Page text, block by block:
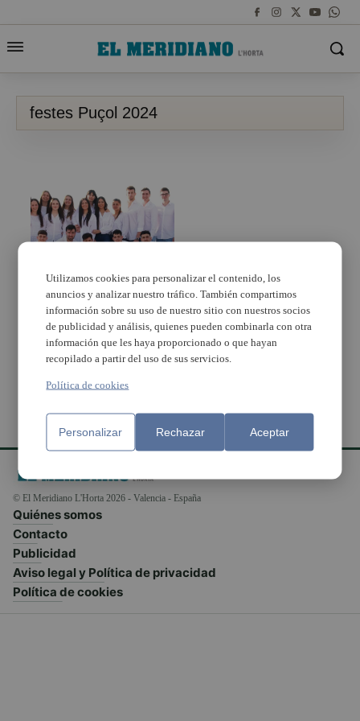
festes Puçol 2024
Puçol reforça la
seguretat per a unes
Festes Patronals
segures i divertides
© El Meridiano L'Horta 2026 - Valencia - España
Quiénes somos
Contacto
Publicidad
Aviso legal y Política de privacidad
Política de cookies
Utilizamos cookies para personalizar el contenido, los
anuncios y analizar nuestro tráfico. También compartimos
información sobre su uso de nuestro sitio con nuestros socios
de publicidad y análisis, quienes pueden combinarla con otra
información que les haya proporcionado o que hayan
recopilado a partir del uso de sus servicios.
Política de cookies
Personalizar Rechazar Aceptar